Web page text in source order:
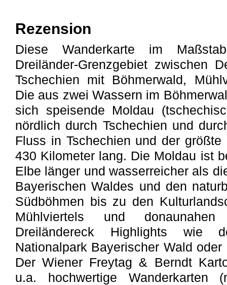
Rezension
Diese Wanderkarte im
Dreiländer-Grenzgebiet zwischen
Tschechien mit Böhmerwald,
Die aus zwei Wassern im
sich speisende Moldau
nördlich durch Tschechien und
Fluss in Tschechien und der
430 Kilometer lang. Die Moldau ist
Elbe länger und wasserreicher als
Bayerischen Waldes und den
Südböhmen bis zu den
Mühlviertels und
Dreiländereck Highlights wie
Nationalpark Bayerischer Wald
Der Wiener Freytag & Berndt
u.a. hochwertige Wanderkarten